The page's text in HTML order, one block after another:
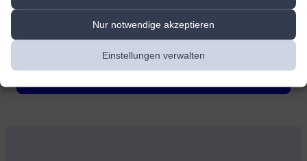
Nur notwendige akzeptieren
Einstellungen verwalten